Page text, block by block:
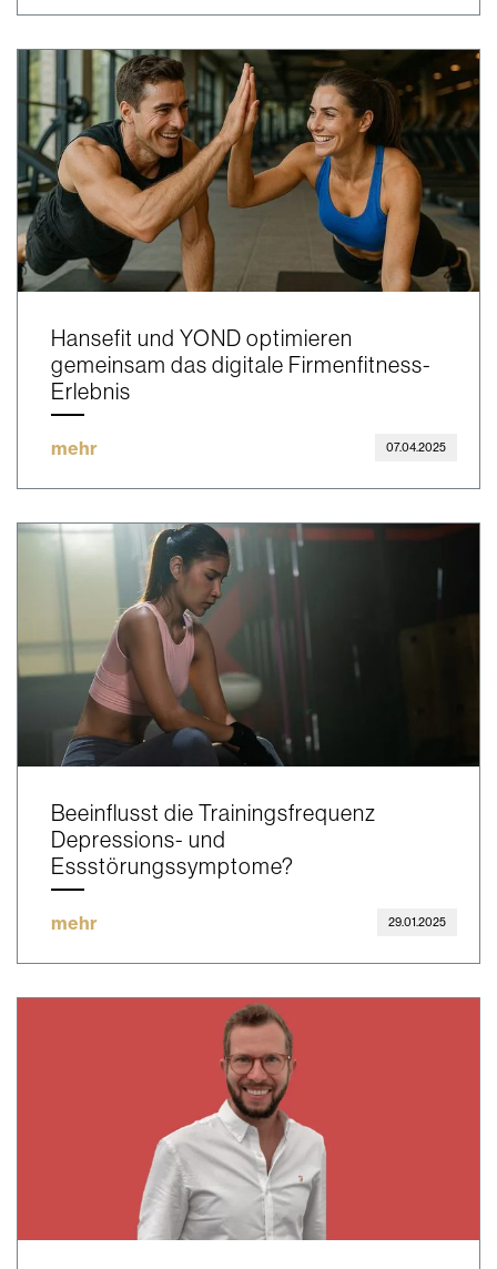
Hansefit und YOND optimieren
gemeinsam das digitale Firmenfitness-
Erlebnis
mehr 07.04.2025
Beeinflusst die Trainingsfrequenz
Depressions- und
Essstörungssymptome?
mehr 29.01.2025